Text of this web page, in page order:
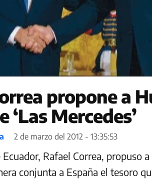
propone a
‘Las Mercedes’
2 de marzo del 2012 - 13:35:53
Rafael Correa, propuso
conjunta a España el tesoro